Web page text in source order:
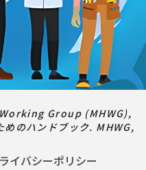
Group (MHWG),
のハンドブック. MHWG,
イバシーポリシー